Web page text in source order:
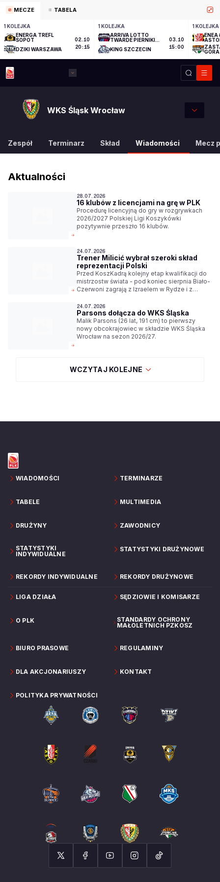
MECZE TABELA
1 KOLEJKA
ENERGA TREFL
SOPOT
DZIKI WARSZAWA
02.10
20:15
1 KOLEJKA
ARRIVA LOTTO
TWARDE PIERNIKI
KING SZCZECIN
03.10
15:00
1 KOLEJKA
ENEA
GÓRA
WKS Śląsk Wrocław
Zespół Terminarz Skład Wiadomości Mecz
Aktualności
28.07.2026
16 klubów z licencjami na grę w PLK
Procedurę licencyjną do gry w rozgrywkach
2026/2027 Polskiej Ligi Koszykówki
pozytywnie przeszło 16 klubów.
24.07.2026
Trener Milicić wybrał szeroki skład
reprezentacji Polski
Przed KoszKadrą kolejny etap kwalifikacji do
mistrzostw świata - pod koniec sierpnia Biało-
Czerwoni zagrają z Izraelem w Rydze i z
wybrał szeroki skład reprezentacji na te
spotkania.
24.07.2026
Parsons dołącza do WKS Śląska
Malik Parsons (26 lat, 191 cm) to pierwszy
nowy obcokrajowiec w składzie WKS Śląska
Wrocław na sezon 2026/27.
WCZYTAJ KOLEJNE
WIADOMOŚCI TERMINARZE
TABELE MULTIMEDIA
DRUŻYNY ZAWODNICY
STATYSTYKI
INDYWIDUALNE
STATYSTYKI DRUŻYNOWE
REKORDY INDYWIDUALNE REKORDY DRUŻYNOWE
LIGA DZIAŁA SĘDZIOWIE I KOMISARZE
O PLK
STANDARDY OCHRONY
MAŁOLETNICH PZKOSZ
BIURO PRASOWE REGULAMINY
DLA AKCJONARIUSZY KONTAKT
POLITYKA PRYWATNOŚCI